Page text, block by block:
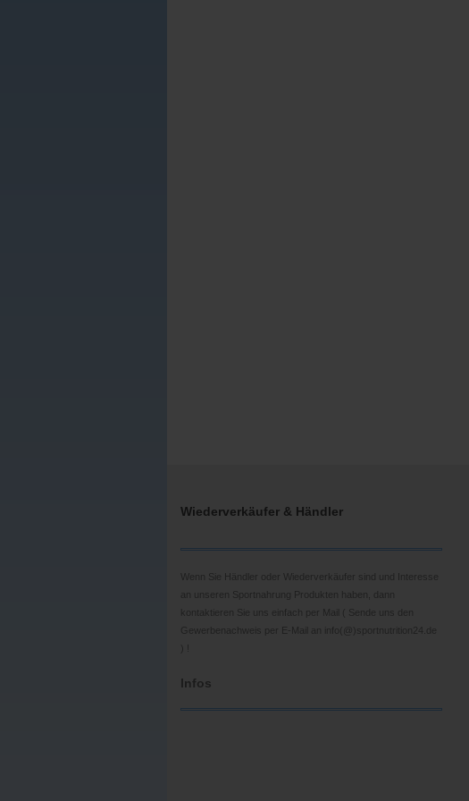
Wiederverkäufer & Händler
Wenn Sie Händler oder Wiederverkäufer sind und Interesse
an unseren Sportnahrung Produkten haben, dann
kontaktieren Sie uns einfach per Mail ( Sende uns den
Gewerbenachweis per E-Mail an info(@)sportnutrition24.de
) !
Infos